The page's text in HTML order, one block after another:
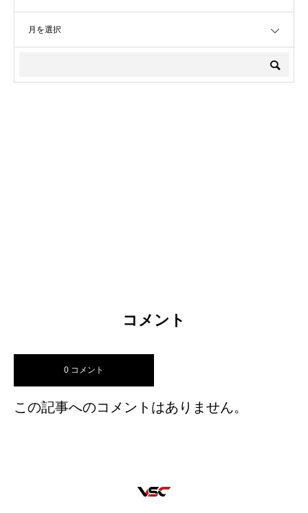
コメント
0 コメント
この記事へのコメントはありません。